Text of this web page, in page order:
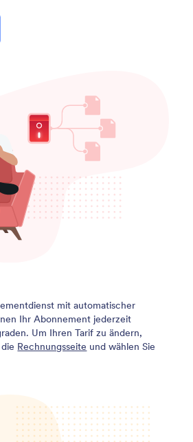
mit automatischer
Ihr Abonnement jederzeit
Um Ihren Tarif zu ändern,
Rechnungsseite und wählen Sie